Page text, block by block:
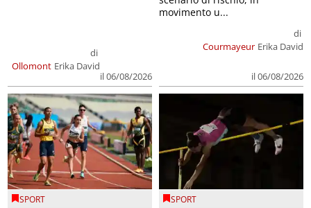
Ollomont
di
Erika David
il 06/08/2026
Courmayeur
di
Erika David
il 06/08/2026
movimento u...
SPORT SPORT